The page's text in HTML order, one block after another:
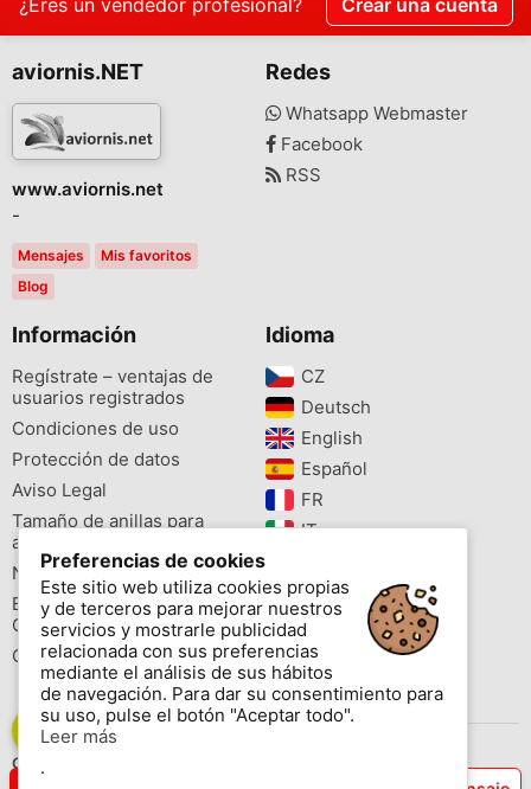
aviornis.NET
www.aviornis.net
-
Mensajes
Mis favoritos
Blog
Redes
Whatsapp Webmaster
Facebook
RSS
Información
Regístrate – ventajas de
usuarios registrados
Condiciones de uso
Protección de datos
Aviso Legal
Tamaño de anillas para
aves
Newsletter
Buscador de especies
Cites
Colores de las anillas
Idioma
CZ‎
Deutsch‎
English‎
Español‎
FR‎
IT‎
PL‎
PT‎
Preferencias de cookies
Este sitio web utiliza cookies propias
y de terceros para mejorar nuestros
servicios y mostrarle publicidad
relacionada con sus preferencias
mediante el análisis de sus hábitos
de navegación. Para dar su consentimiento para
su uso, pulse el botón "Aceptar todo".
Leer más
.
Contáctenos